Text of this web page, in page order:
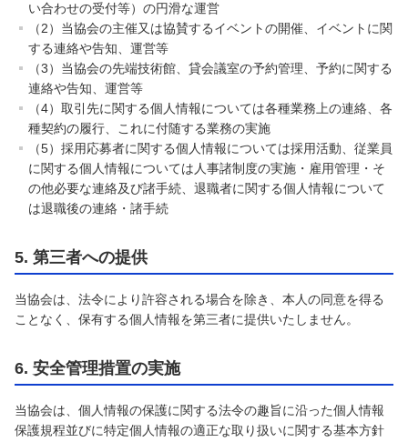
い合わせの受付等）の円滑な運営
（2）当協会の主催又は協賛するイベントの開催、イベントに関
する連絡や告知、運営等
（3）当協会の先端技術館、貸会議室の予約管理、予約に関する
連絡や告知、運営等
（4）取引先に関する個人情報については各種業務上の連絡、各
種契約の履行、これに付随する業務の実施
（5）採用応募者に関する個人情報については採用活動、従業員
に関する個人情報については人事諸制度の実施・雇用管理・そ
の他必要な連絡及び諸手続、退職者に関する個人情報について
は退職後の連絡・諸手続
5. 第三者への提供
当協会は、法令により許容される場合を除き、本人の同意を得る
ことなく、保有する個人情報を第三者に提供いたしません。
6. 安全管理措置の実施
当協会は、個人情報の保護に関する法令の趣旨に沿った個人情報
保護規程並びに特定個人情報の適正な取り扱いに関する基本方針